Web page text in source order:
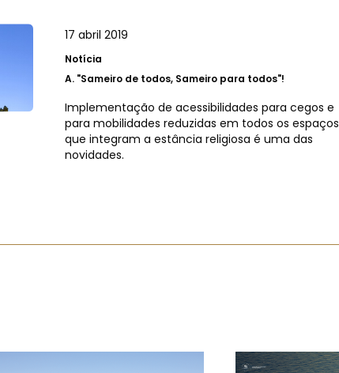
17 abril 2019
Notícia
A. "Sameiro de todos, Sameiro para todos"!
Implementação de acessibilidades para cegos e
para mobilidades reduzidas em todos os espaços
que integram a estância religiosa é uma das
novidades.